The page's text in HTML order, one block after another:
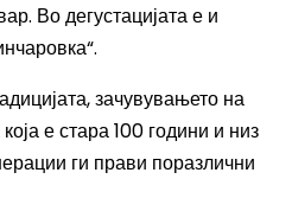
Во дегустацијата е и
зачувувањето на
е стара 100 години и низ
ги прави поразлични